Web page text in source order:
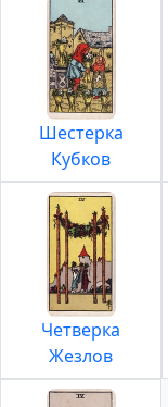
Шестерка
Кубков
Четверка
Жезлов